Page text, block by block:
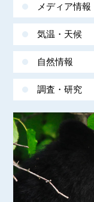
メディア情報
気温・天候
自然情報
調査・研究